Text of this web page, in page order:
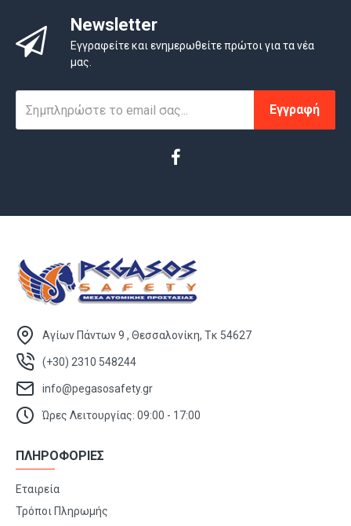
Newsletter
Εγγραφείτε και ενημερωθείτε πρώτοι για τα νέα
μας.
Εγγραφή
Αγίων Πάντων 9 , Θεσσαλονίκη, Τκ 54627
(+30) 2310 548244
info@pegasosafety.gr
Ώρες Λειτουργίας: 09:00 - 17:00
ΠΛΗΡΟΦΟΡΙΕΣ
Εταιρεία
Τρόποι Πληρωμής